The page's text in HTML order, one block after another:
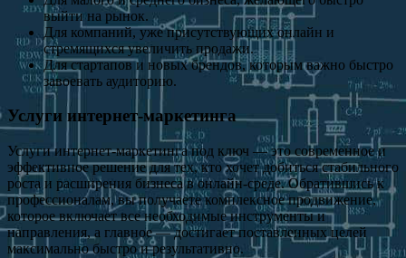
выйти на рынок.
Для компаний, уже присутствующих онлайн и
стремящихся увеличить продажи.
Для стартапов и новых брендов, которым важно быстро
завоевать аудиторию.
Услуги интернет-маркетинга
Услуги интернет-маркетинга под ключ — это современное и
эффективное решение для тех, кто хочет добиться стабильного
роста и расширения бизнеса в онлайн-среде. Обратившись к
профессионалам, вы получаете комплексное продвижение,
которое включает все необходимые инструменты и
направления, а главное — достигает поставленных целей
максимально быстро и результативно.